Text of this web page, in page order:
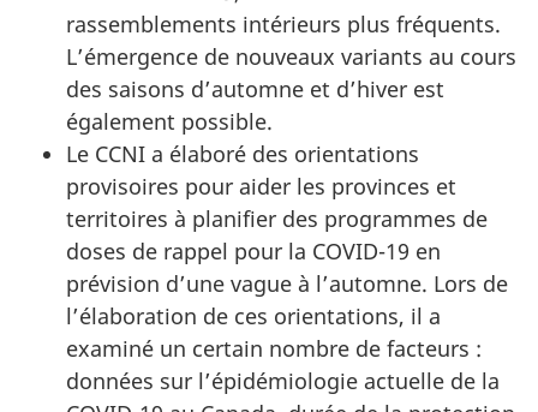
rassemblements intérieurs plus fréquents.
L’émergence de nouveaux variants au cours
des saisons d’automne et d’hiver est
également possible.
Le CCNI a élaboré des orientations
provisoires pour aider les provinces et
territoires à planifier des programmes de
doses de rappel pour la COVID-19 en
prévision d’une vague à l’automne. Lors de
l’élaboration de ces orientations, il a
examiné un certain nombre de facteurs :
données sur l’épidémiologie actuelle de la